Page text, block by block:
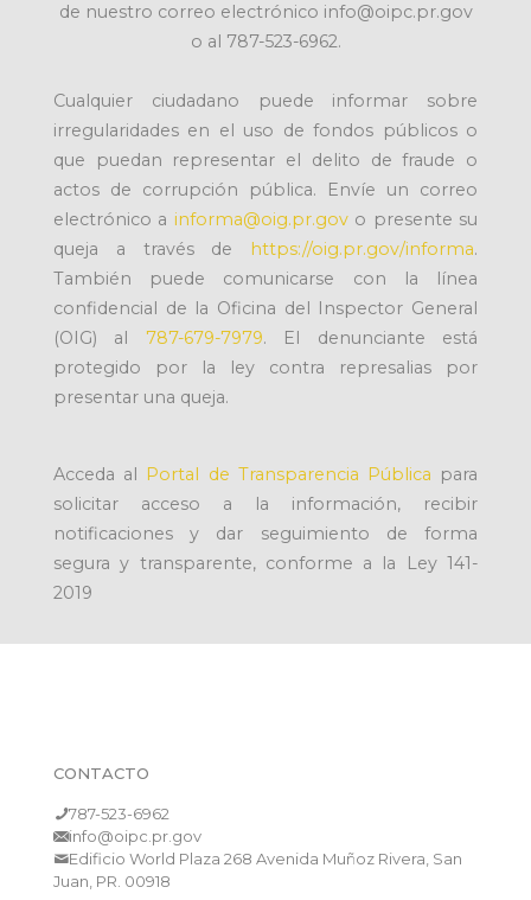
de nuestro correo electrónico info@oipc.pr.gov
o al 787-523-6962.
Cualquier ciudadano puede informar sobre
irregularidades en el uso de fondos públicos o
que puedan representar el delito de fraude o
actos de corrupción pública. Envíe un correo
electrónico a informa@oig.pr.govo presente su
queja a través de
https://oig.pr.gov/informa.
También puede comunicarse con la línea
confidencial de la Oficina del Inspector General
(OIG) al 787-679-7979. El denunciante está
protegido por la ley contra represalias por
presentar una queja.
Acceda al Portal de Transparencia Pública para
solicitar acceso a la información, recibir
notificaciones y dar seguimiento de forma
segura y transparente, conforme a la Ley 141-
2019
CONTACTO
787-523-6962
info@oipc.pr.gov
Edificio World Plaza 268 Avenida Muñoz Rivera, San
Juan, PR. 00918